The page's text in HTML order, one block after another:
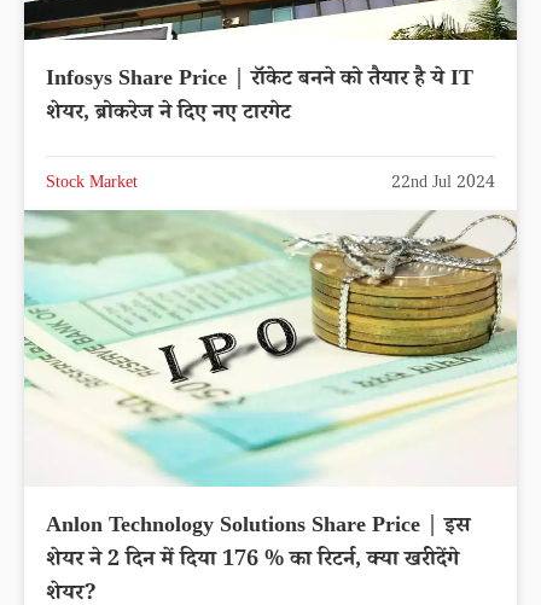
Infosys Share Price | रॉकेट बनने को तैयार है ये IT
शेयर, ब्रोकरेज ने दिए नए टारगेट
Stock Market 22nd Jul 2024
Anlon Technology Solutions Share Price | इस
शेयर ने 2 दिन में दिया 176 % का रिटर्न, क्या खरीदेंगे
शेयर?